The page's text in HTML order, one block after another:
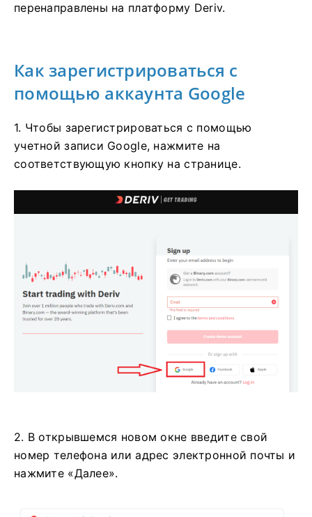
перенаправлены на платформу Deriv.
Как зарегистрироваться с
помощью аккаунта Google
1. Чтобы зарегистрироваться с помощью
учетной записи Google, нажмите на
соответствующую кнопку на странице.
2. В открывшемся новом окне введите свой
номер телефона или адрес электронной почты и
нажмите «Далее».